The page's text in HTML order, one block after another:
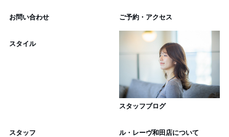
お問い合わせ ご予約・アクセス
スタイル
スタッフブログ
スタッフ ル・レーヴ和田店について